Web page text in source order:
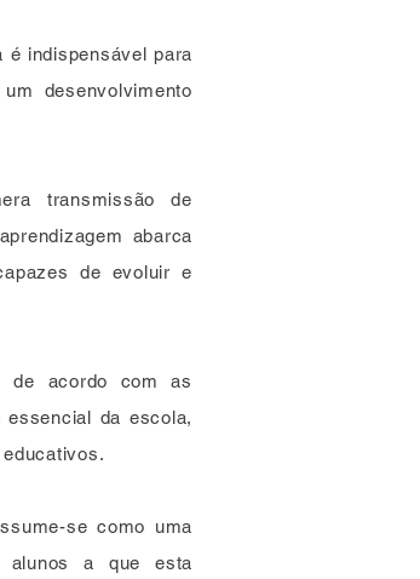
é indispensável para
desenvolvimento
transmissão de
abarca
de evoluir e
de acordo com as
da escola,
se como uma
alunos a que esta